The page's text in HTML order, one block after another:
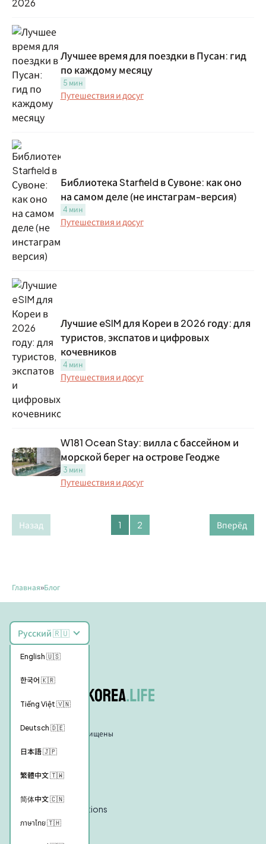
Лучшее время для поездки в Пусан: гид
по каждому месяцу
5 мин
Путешествия и досуг
Библиотека Starfield в Сувоне: как оно
на самом деле (не инстаграм-версия)
4 мин
Путешествия и досуг
Лучшие eSIM для Кореи в 2026 году: для
туристов, экспатов и цифровых
кочевников
4 мин
Путешествия и досуг
W181 Ocean Stay: вилла с бассейном и
морской берег на острове Геодже
3 мин
Путешествия и досуг
Назад 1 2 Вперёд
Главная»Блог
Русский 🇷🇺
English 🇺🇸
한국어 🇰🇷
Tiếng Việt 🇻🇳
Deutsch 🇩🇪
日本語 🇯🇵
繁體中文 🇹🇼
简体中文 🇨🇳
ภาษาไทย 🇹🇭
© 2026 Все права защищены
Terms and Conditions